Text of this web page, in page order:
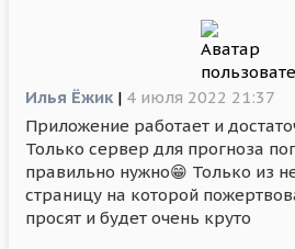
Илья Ёжик | 4 июля 2022 21:37
Приложение работает и
Только сервер для прогноза
правильно нужно😁 Только из
страницу на которой
просят и будет очень круто